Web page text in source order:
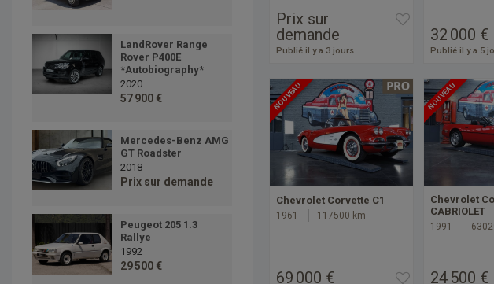
LandRover Range
Rover P400E
*Autobiography*
2020
57 900 €
Mercedes-Benz AMG
GT Roadster
2018
Prix sur demande
Peugeot 205 1.3
Rallye
1992
29 500 €
Prix sur
demande
Publié il y a 3 jours
32 000 €
Publié il y a 5
NOUVEAU
Chevrolet Corvette C1
1961 117500 km
69 000 €
NOUVEAU
Chevrolet
CABRIOLET
1991
24 500 €